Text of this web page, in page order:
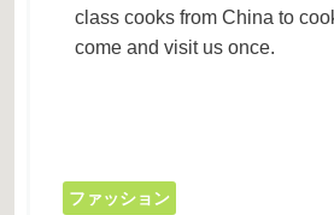
class cooks from China to
come and visit us once.
ファッション